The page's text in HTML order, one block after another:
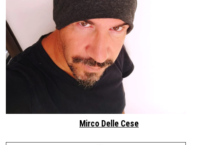
Mirco Delle Cese